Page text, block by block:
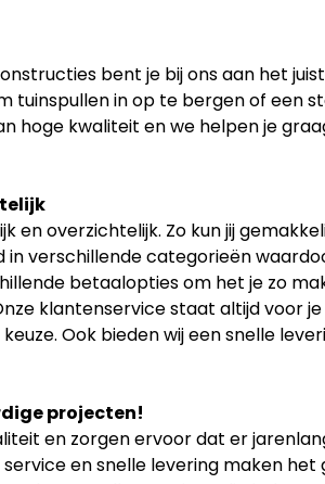
bent je bij ons aan het
tuinspullen in op te bergen of een
hoge kwaliteit en we helpen je
en overzichtelijk. Zo kun jij
verschillende categorieën
betaalopties om het je zo
klantenservice staat altijd voor
Ook bieden wij een snelle
projecten!
en zorgen ervoor dat er
en snelle levering maken